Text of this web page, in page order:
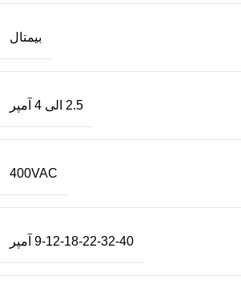
بیمتال
2.5 الی 4 آمپر
400VAC
9-12-18-22-32-40 آمپر